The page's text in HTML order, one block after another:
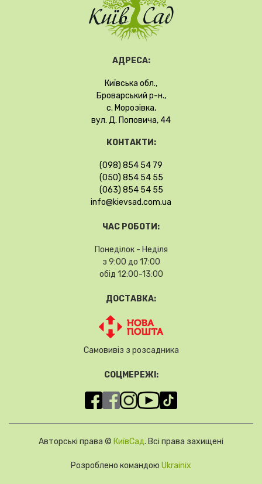
АДРЕСА:
Київська обл.,
Броварський р-н.,
с. Морозівка,
вул. Д. Поповича, 44
КОНТАКТИ:
(098) 854 54 79
(050) 854 54 55
(063) 854 54 55
info@kievsad.com.ua
ЧАС РОБОТИ:
Понеділок - Неділя
з 9:00 до 17:00
обід 12:00-13:00
ДОСТАВКА:
Самовивіз з розсадника
СОЦМЕРЕЖІ:
Авторські права © КиївСад. Всі права захищені
Розроблено командою Ukrainix